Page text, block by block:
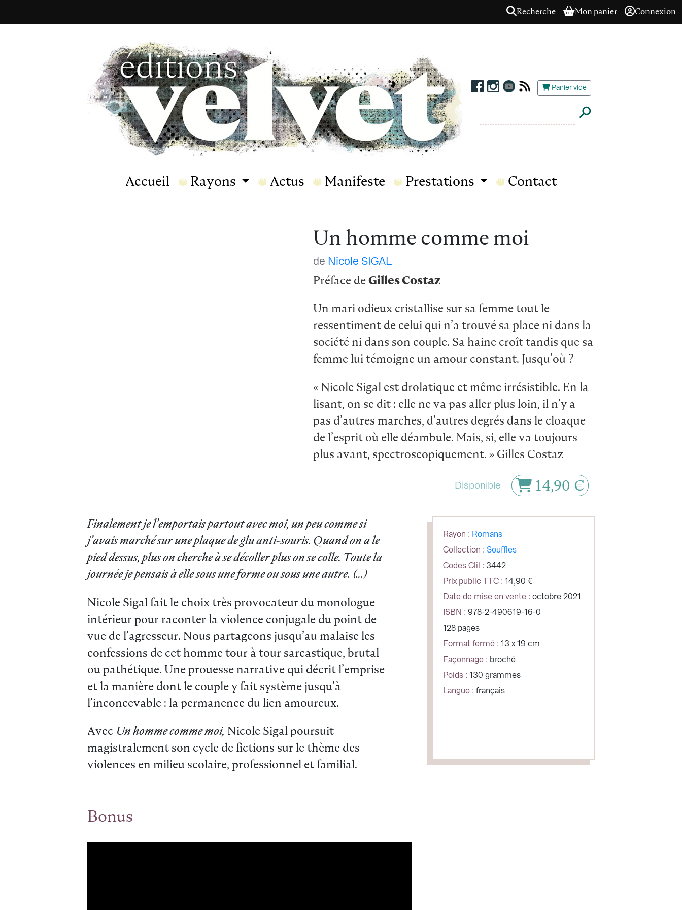
Recherche Mon panier Connexion
Panier vide
Accueil Rayons Actus Manifeste Prestations Contact
Un homme comme moi
de Nicole SIGAL
Préface de Gilles Costaz
Un mari odieux cristallise sur sa femme tout le
ressentiment de celui qui n’a trouvé sa place ni dans la
société ni dans son couple. Sa haine croît tandis que sa
femme lui témoigne un amour constant. Jusqu’où ?
« Nicole Sigal est drolatique et même irrésistible. En la
lisant, on se dit : elle ne va pas aller plus loin, il n’y a
pas d’autres marches, d’autres degrés dans le cloaque
de l’esprit où elle déambule. Mais, si, elle va toujours
plus avant, spectroscopiquement. » Gilles Costaz
Disponible 14,90 €
Finalement je l’emportais partout avec moi, un peu comme si
j’avais marché sur une plaque de glu anti-souris. Quand on a le
pied dessus, plus on cherche à se décoller plus on se colle. Toute la
journée je pensais à elle sous une forme ou sous une autre. (...)
Nicole Sigal fait le choix très provocateur du monologue
intérieur pour raconter la violence conjugale du point de
vue de l’agresseur. Nous partageons jusqu’au malaise les
confessions de cet homme tour à tour sarcastique, brutal
ou pathétique. Une prouesse narrative qui décrit l’emprise
et la manière dont le couple y fait système jusqu’à
l’inconcevable : la permanence du lien amoureux.
Avec Un homme comme moi, Nicole Sigal poursuit
magistralement son cycle de fictions sur le thème des
violences en milieu scolaire, professionnel et familial.
Rayon : Romans
Collection : Souffles
Codes Clil : 3442
Prix public TTC : 14,90 €
Date de mise en vente : octobre 2021
ISBN : 978-2-490619-16-0
128 pages
Format fermé : 13 x 19 cm
Façonnage : broché
Poids : 130 grammes
Langue : français
Bonus